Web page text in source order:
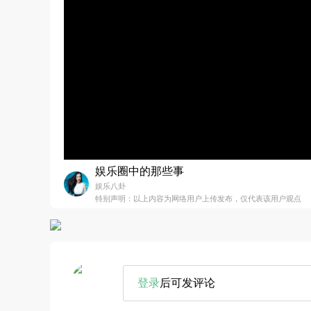
娱乐圈中的那些事
娱乐八卦
特别声明：以上内容为网络用户上传发布，仅代表该用户观点
登录后可发评论